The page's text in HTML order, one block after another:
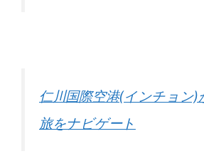
仁川国際空港(インチョン)
旅をナビゲート